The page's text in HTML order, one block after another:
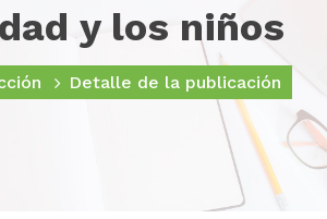
y los niños
Detalle de la publicación